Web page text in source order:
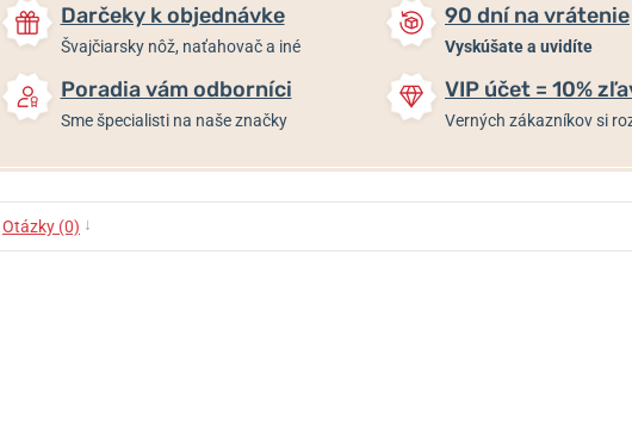
Darčeky k objednávke
Švajčiarsky nôž, naťahovač a iné
90 dní na vrátenie
Vyskúšate a uvidíte
Poradia vám odborníci
Sme špecialisti na naše značky
VIP účet = 10%
Verných zákazníkov si
Otázky (0) ↓